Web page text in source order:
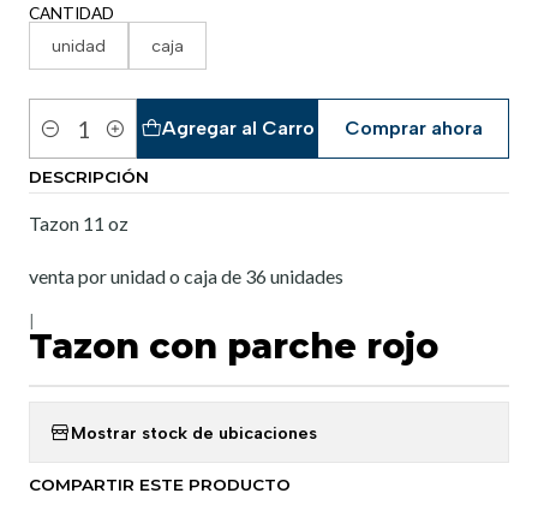
CANTIDAD
unidad caja
Cantidad
Agregar al Carro Comprar ahora
DESCRIPCIÓN
Tazon 11 oz
venta por unidad o caja de 36 unidades
Tazon con parche rojo
Mostrar stock de ubicaciones
COMPARTIR ESTE PRODUCTO